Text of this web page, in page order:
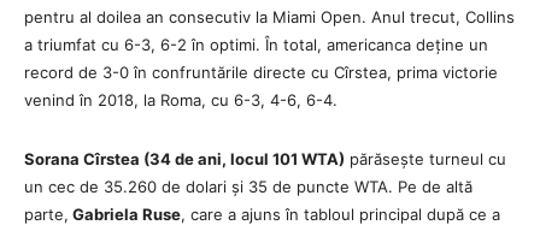
pentru al doilea an consecutiv la Miami Open. Anul trecut, Collins
a triumfat cu 6-3, 6-2 în optimi. În total, americanca deține un
record de 3-0 în confruntările directe cu Cîrstea, prima victorie
venind în 2018, la Roma, cu 6-3, 4-6, 6-4.
Sorana Cîrstea (34 de ani, locul 101 WTA) părăsește turneul cu
un cec de 35.260 de dolari și 35 de puncte WTA. Pe de altă
parte, Gabriela Ruse, care a ajuns în tabloul principal după ce a